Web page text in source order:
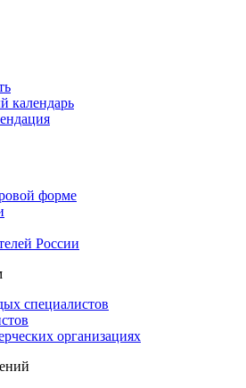
календарь
форме
России
специалистов
организациях